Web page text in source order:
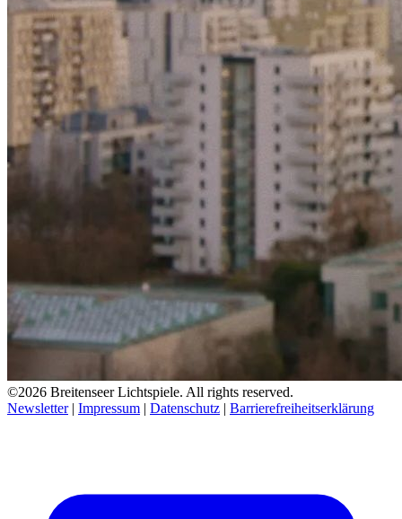
©2026 Breitenseer Lichtspiele. All rights reserved.
Newsletter| Impressum | Datenschutz | Barrierefreiheitserklärung